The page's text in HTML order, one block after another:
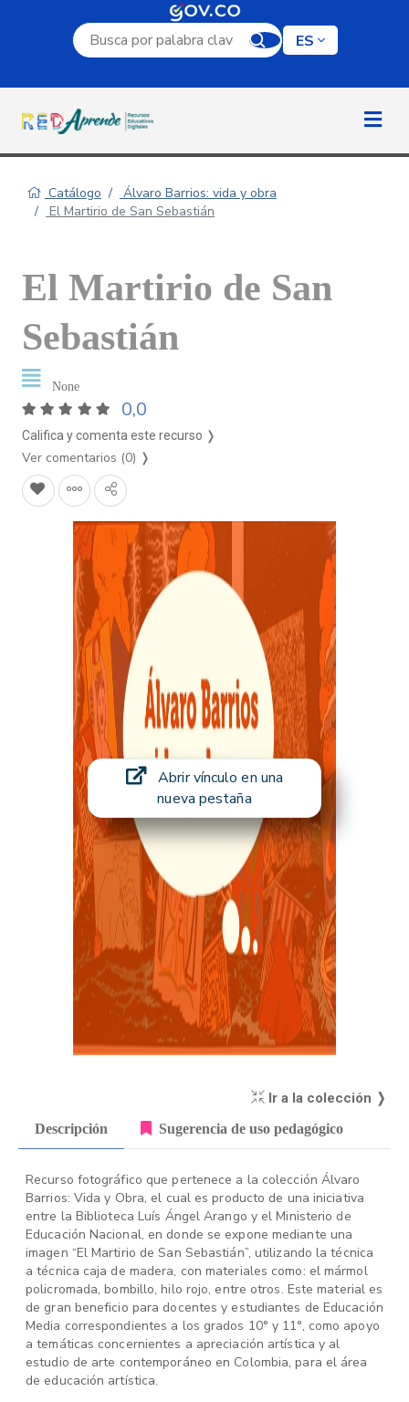
Campo de búsqueda por palabra clave
ES
Catálogo
Álvaro Barrios: vida y obra
El Martirio de San Sebastián
El Martirio de San
Sebastián
None
0,0
Califica y comenta este recurso ❭
Ver comentarios (0) ❭
Abrir vínculo en una
nueva pestaña
Ir a la colección ❭
Descripción Sugerencia de uso pedagógico
Recurso fotográfico que pertenece a la colección Álvaro
Barrios: Vida y Obra, el cual es producto de una iniciativa
entre la Biblioteca Luís Ángel Arango y el Ministerio de
Educación Nacional, en donde se expone mediante una
imagen “El Martirio de San Sebastián”, utilizando la técnica
a técnica caja de madera, con materiales como: el mármol
policromada, bombillo, hilo rojo, entre otros. Este material es
de gran beneficio para docentes y estudiantes de Educación
Media correspondientes a los grados 10° y 11°, como apoyo
a temáticas concernientes a apreciación artística y al
estudio de arte contemporáneo en Colombia, para el área
de educación artística.